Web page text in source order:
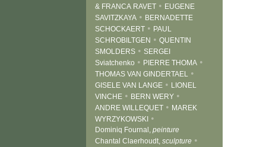
& FRANCA RAVET • EUGENE
SAVITZKAYA • BERNADETTE
SCHOCKAERT • PAUL
SCHROBILTGEN • QUENTIN
SMOLDERS • SERGEI
Sviatchenko • PIERRE THOMA •
THOMAS VAN GINDERTAEL •
GISELE VAN LANGE • LIONEL
VINCHE • BERN WERY •
ANDRE WILLEQUET • MAREK
WYRZYKOWSKI •
Dominiq Fournal, peinture
Chantal Claerhoudt, sculpture •